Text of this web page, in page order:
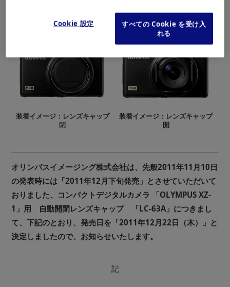
自動開閉レンズキャップ 「LC-63A」
装着イメージ：レンズキャップ
閉
装着イメージ：レンズキャップ
開
オリンパスイメージング株式会社は、先般2011年11月10日
の発表時には「2011年12月下旬発売」とさせていただいて
おりました、コンパクトデジタルカメラ 「OLYMPUS XZ-
1」用 自動開閉レンズキャップ 「LC-63A」につきまし
て、下記のとおり、発売日を「2011年12月22日（木）」と
決定しましたので、お知らせいたします。
記
Cookie 設定
すべての Cookie を受け入
れる